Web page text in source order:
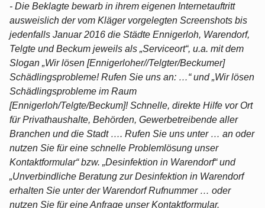
- Die Beklagte bewarb in ihrem eigenen Internetauftritt
ausweislich der vom Kläger vorgelegten Screenshots bis
jedenfalls Januar 2016 die Städte Ennigerloh, Warendorf,
Telgte und Beckum jeweils als „Serviceort“, u.a. mit dem
Slogan „Wir lösen [Ennigerloher//Telgter/Beckumer]
Schädlingsprobleme! Rufen Sie uns an: …“ und „Wir lösen
Schädlingsprobleme im Raum
[Ennigerloh/Telgte/Beckum]! Schnelle, direkte Hilfe vor Ort
für Privathaushalte, Behörden, Gewerbetreibende aller
Branchen und die Stadt …. Rufen Sie uns unter … an oder
nutzen Sie für eine schnelle Problemlösung unser
Kontaktformular“ bzw. „Desinfektion in Warendorf“ und
„Unverbindliche Beratung zur Desinfektion in Warendorf
erhalten Sie unter der Warendorf Rufnummer … oder
nutzen Sie für eine Anfrage unser Kontaktformular.